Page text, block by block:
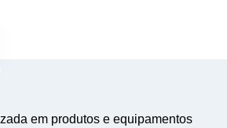
em produtos e equipamentos